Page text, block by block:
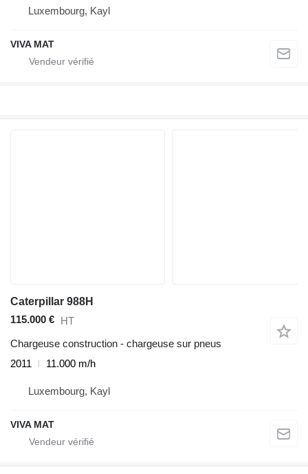
Luxembourg, Kayl
VIVA MAT
Caterpillar 988H
115.000 € HT
Chargeuse construction - chargeuse sur pneus
2011
11.000 m/h
Luxembourg, Kayl
VIVA MAT